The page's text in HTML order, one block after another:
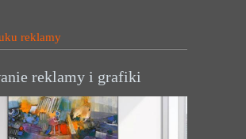
reklamy
reklamy i grafiki